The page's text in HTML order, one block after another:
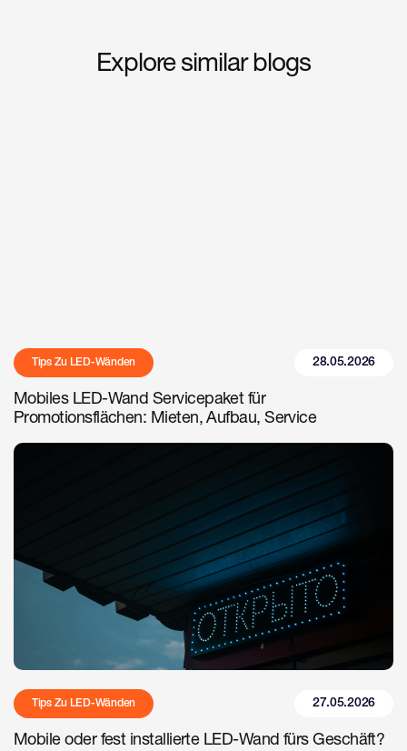
Explore similar blogs
Tips Zu LED-Wänden 28.05.2026
Mobiles LED-Wand Servicepaket für
Promotionsflächen: Mieten, Aufbau, Service
Tips Zu LED-Wänden 27.05.2026
Mobile oder fest installierte LED-Wand fürs Geschäft?